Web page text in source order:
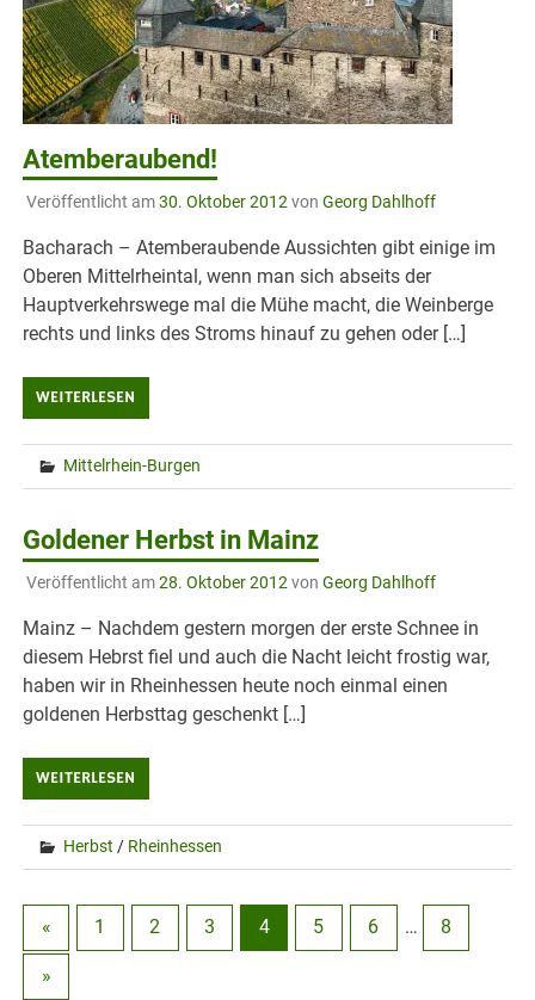
Atemberaubend!
Veröffentlicht am30. Oktober 2012 von Georg Dahlhoff
Bacharach – Atemberaubende Aussichten gibt einige im
Oberen Mittelrheintal, wenn man sich abseits der
Hauptverkehrswege mal die Mühe macht, die Weinberge
rechts und links des Stroms hinauf zu gehen oder […]
WEITERLESEN
Mittelrhein-Burgen
Goldener Herbst in Mainz
Veröffentlicht am28. Oktober 2012 von Georg Dahlhoff
Mainz – Nachdem gestern morgen der erste Schnee in
diesem Hebrst fiel und auch die Nacht leicht frostig war,
haben wir in Rheinhessen heute noch einmal einen
goldenen Herbsttag geschenkt […]
WEITERLESEN
Herbst / Rheinhessen
« 1 2 3 4 5 6 … 8
»